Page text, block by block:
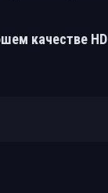
качестве HD